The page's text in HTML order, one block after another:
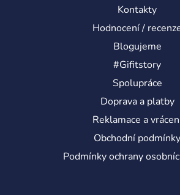
Kontakty
Hodnocení /
Blogujeme
#Gifitstory
Spolupráce
Doprava a platby
Reklamace a
Obchodní podmínky
Podmínky ochrany